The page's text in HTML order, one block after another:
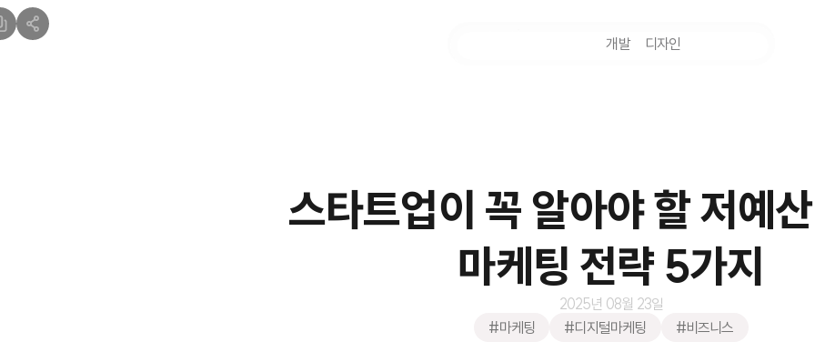
개발 디자인
스타트업이 꼭 알아야 할 저예
마케팅 전략 5가지
2025년 08월 23일
#마케팅
#디지털마케팅 #비즈니스